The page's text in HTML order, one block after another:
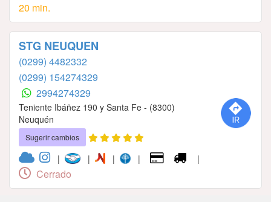
20 min.
STG NEUQUEN
(0299) 4482332
(0299) 154274329
2994274329
Teniente Ibáñez 190 y Santa Fe - (8300)
Neuquén
Sugerir cambios
| | | | |
Cerrado